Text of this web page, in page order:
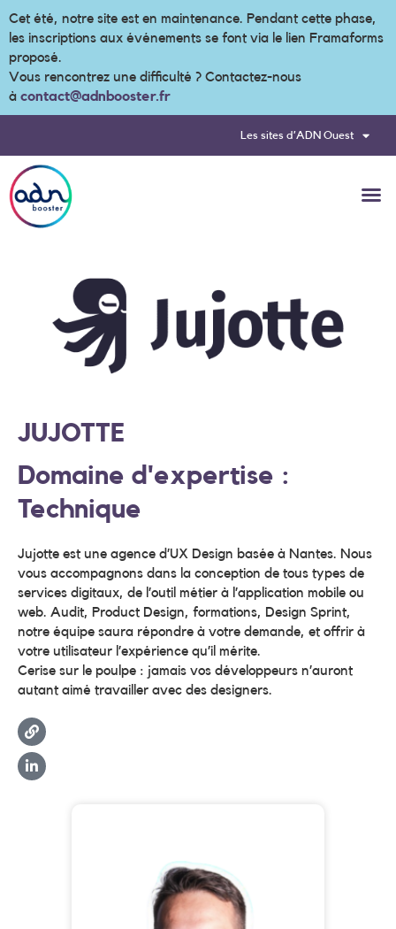
Cet été, notre site est en maintenance. Pendant cette phase,
les inscriptions aux événements se font via le lien Framaforms
proposé.
Vous rencontrez une difficulté ? Contactez-nous
à contact@adnbooster.fr
Les sites d’ADN Ouest
JUJOTTE
Domaine d'expertise :
Technique
Jujotte est une agence d’UX Design basée à Nantes. Nous
vous accompagnons dans la conception de tous types de
services digitaux, de l’outil métier à l’application mobile ou
web. Audit, Product Design, formations, Design Sprint,
notre équipe saura répondre à votre demande, et offrir à
votre utilisateur l’expérience qu’il mérite.
Cerise sur le poulpe : jamais vos développeurs n’auront
autant aimé travailler avec des designers.